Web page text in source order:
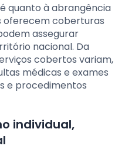
quanto à abrangência
oferecem coberturas
assegurar
nacional. Da
cobertos variam,
médicas e exames
e procedimentos
individual,